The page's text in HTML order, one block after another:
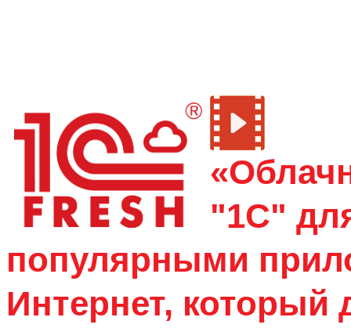
"1С"
популярными
Интернет, который